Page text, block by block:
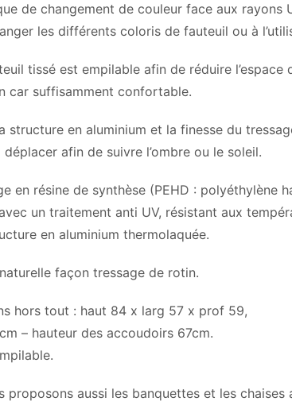
de changement de couleur face aux rayons
les différents coloris de fauteuil ou à
tissé est empilable afin de réduire l’espace
car suffisamment confortable.
structure en aluminium et la finesse du
afin de suivre l’ombre ou le soleil.
en résine de synthèse (PEHD : polyéthylène
un traitement anti UV, résistant aux
en aluminium thermolaquée.
façon tressage de rotin.
hors tout : haut 84 x larg 57 x prof 59,
– hauteur des accoudoirs 67cm.
proposons aussi les banquettes et les chaises